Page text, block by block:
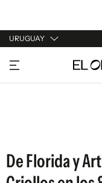
URUGUAY
URUGUAY
ARGENTINA
De Florida y